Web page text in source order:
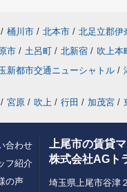
/ 桶川市 / 北本市 / 北足立郡伊
市 / 土呂町 / 北新宿 / 吹上本
新都市交通ニューシャトル /
/ 宮原 / 吹上 / 行田 / 加茂宮 /
合わせ
フ紹介
の声
上尾市の賃貸
株式会社AGト
埼玉県上尾市谷津